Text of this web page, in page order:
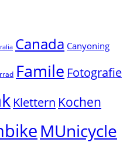
Canada Canyoning
Famile Fotografie
Klettern Kochen
MUnicycle